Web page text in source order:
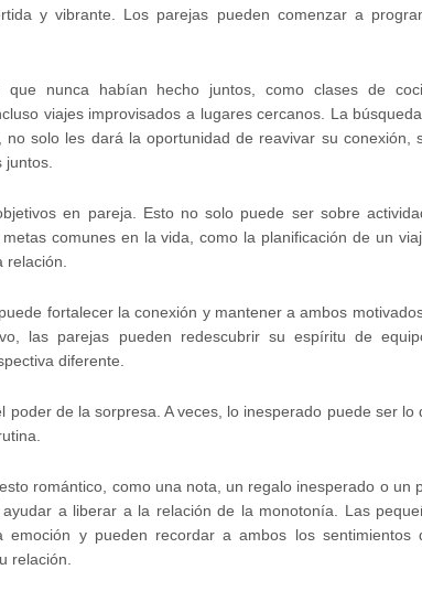
y vibrante. Los parejas pueden comenzar a
que nunca habían hecho juntos, como clases de
viajes improvisados a lugares cercanos. La
no solo les dará la oportunidad de reavivar su conexión,
en pareja. Esto no solo puede ser sobre
comunes en la vida, como la planificación de un
fortalecer la conexión y mantener a ambos
las parejas pueden redescubrir su espíritu de
diferente.
poder de la sorpresa. A veces, lo inesperado puede ser lo
romántico, como una nota, un regalo inesperado o un
a liberar a la relación de la monotonía. Las
y pueden recordar a ambos los sentimientos
relación.